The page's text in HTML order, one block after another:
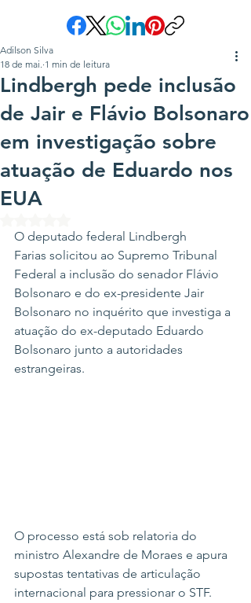
Lindbergh pede inclusão
de Jair e Flávio Bolsonaro
em investigação sobre
atuação de Eduardo nos
EUA
Adilson Silva
18 de mai. 1 min de leitura
O deputado federal Lindbergh
Farias solicitou ao Supremo Tribunal
Federal a inclusão do senador Flávio
Bolsonaro e do ex-presidente Jair
Bolsonaro no inquérito que investiga a
atuação do ex-deputado Eduardo
Bolsonaro junto a autoridades
estrangeiras.
O processo está sob relatoria do
ministro Alexandre de Moraes e apura
supostas tentativas de articulação
internacional para pressionar o STF.